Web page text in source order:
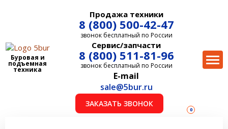
Буровая и
подъемная
техника
Продажа техники
8 (800) 500-42-47
звонок бесплатный по России
Сервис/запчасти
8 (800) 511-81-96
звонок бесплатный по России
E-mail
sale@5bur.ru
ЗАКАЗАТЬ ЗВОНОК
0